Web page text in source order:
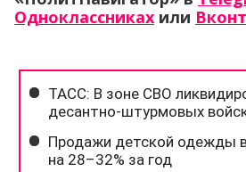
Одноклассниках или